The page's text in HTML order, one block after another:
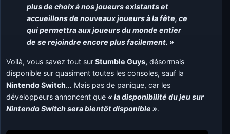
plus de choix à nos joueurs existants et
accueillons de nouveaux joueurs à la fête, ce
qui permettra aux joueurs du monde entier
de se rejoindre encore plus facilement. »
Voilà, vous savez tout surStumble Guys, désormais
disponible sur quasiment toutes les consoles, sauf la
Nintendo Switch… Mais pas de panique, car les
développeurs annoncent que « la disponibilité du jeu sur
Nintendo Switch sera bientôt disponible ».